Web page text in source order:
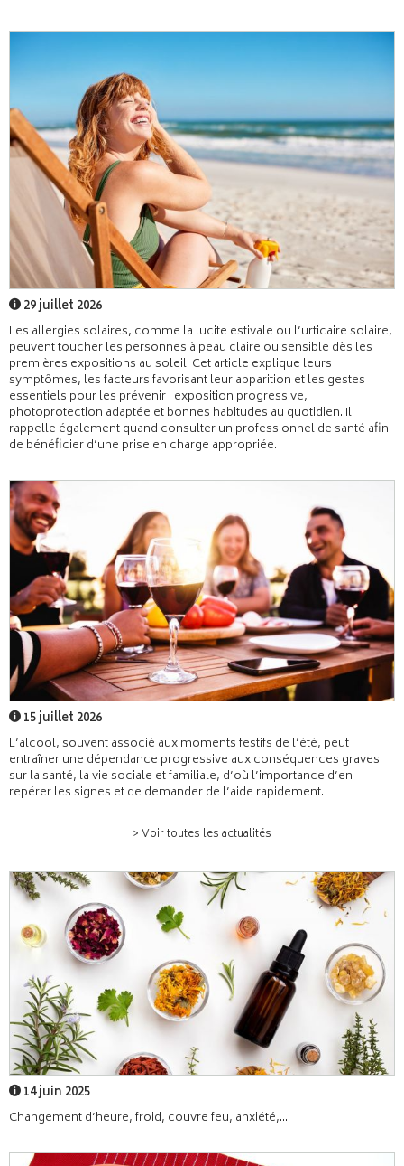
29 juillet 2026
Les allergies solaires, comme la lucite estivale ou l’urticaire solaire,
peuvent toucher les personnes à peau claire ou sensible dès les
premières expositions au soleil. Cet article explique leurs
symptômes, les facteurs favorisant leur apparition et les gestes
essentiels pour les prévenir : exposition progressive,
photoprotection adaptée et bonnes habitudes au quotidien. Il
rappelle également quand consulter un professionnel de santé afin
de bénéficier d’une prise en charge appropriée.
15 juillet 2026
L’alcool, souvent associé aux moments festifs de l’été, peut
entraîner une dépendance progressive aux conséquences graves
sur la santé, la vie sociale et familiale, d’où l’importance d’en
repérer les signes et de demander de l’aide rapidement.
> Voir toutes les actualités
14 juin 2025
Changement d’heure, froid, couvre feu, anxiété,...